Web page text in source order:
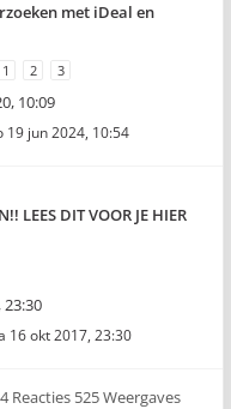
met iDeal en
1 2 3
10:09
19 jun 2024, 10:54
LEES DIT VOOR JE HIER
16 okt 2017, 23:30
4 Reacties 525 Weergaves